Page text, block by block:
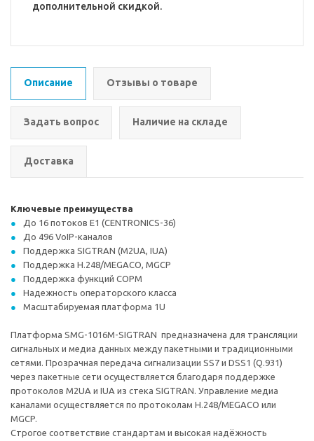
дополнительной скидкой.
Описание Отзывы о товаре
Задать вопрос Наличие на складе
Доставка
Ключевые преимущества
До 16 потоков Е1 (CENTRONICS-36)
До 496 VoIP-каналов
Поддержка SIGTRAN (M2UA, IUA)
Поддержка H.248/MEGACO, MGCP
Поддержка функций СОРМ
Надежность операторского класса
Масштабируемая платформа 1U
Платформа SMG-1016M-SIGTRAN предназначена для трансляции
сигнальных и медиа данных между пакетными и традиционными
сетями. Прозрачная передача сигнализации SS7 и DSS1 (Q.931)
через пакетные сети осуществляется благодаря поддержке
протоколов M2UA и IUA из стека SIGTRAN. Управление медиа
каналами осуществляется по протоколам H.248/MEGACO или
MGCP.
Строгое соответствие стандартам и высокая надёжность